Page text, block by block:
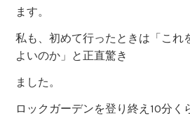
ます。
私も、初めて行ったときは「これ
よいのか」と正直驚き
ました。
ロックガーデンを登り終え10分く